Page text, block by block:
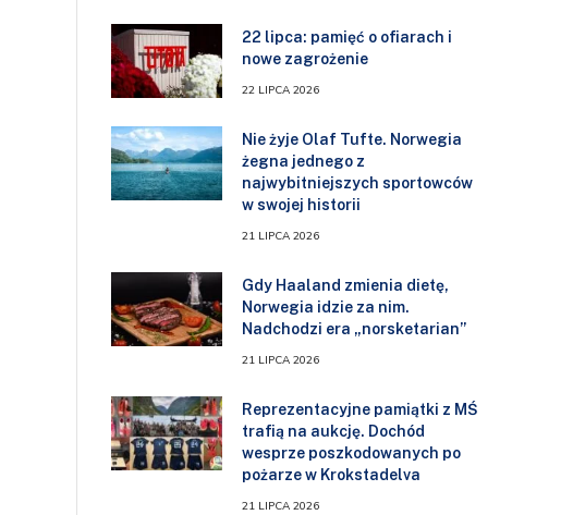
22 lipca: pamięć o ofiarach i
nowe zagrożenie
22 LIPCA 2026
Nie żyje Olaf Tufte. Norwegia
żegna jednego z
najwybitniejszych sportowców
w swojej historii
21 LIPCA 2026
Gdy Haaland zmienia dietę,
Norwegia idzie za nim.
Nadchodzi era „norsketarian”
21 LIPCA 2026
Reprezentacyjne pamiątki z MŚ
trafią na aukcję. Dochód
wesprze poszkodowanych po
pożarze w Krokstadelva
21 LIPCA 2026